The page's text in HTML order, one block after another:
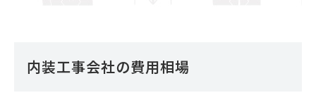
内装工事会社の費用相場